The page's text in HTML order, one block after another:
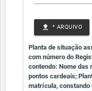
* ARQUIVO
file_upload
Planta de situação
com número do
contendo: Nome das
pontos cardeais;
matrícula, constando